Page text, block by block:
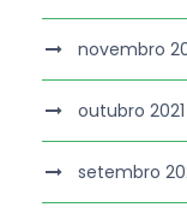
novembro
outubro 2021
setembro